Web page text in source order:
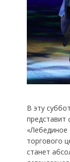
В эту
«Лебединое
торгового
станет